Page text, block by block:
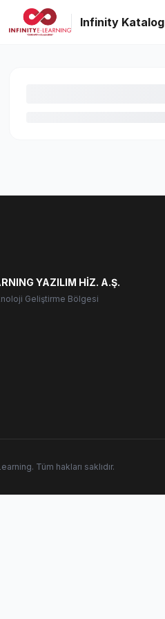
Infinity Katalog
YAZILIM HİZ. A.Ş.
Geliştirme Bölgesi
Tüm hakları saklıdır.